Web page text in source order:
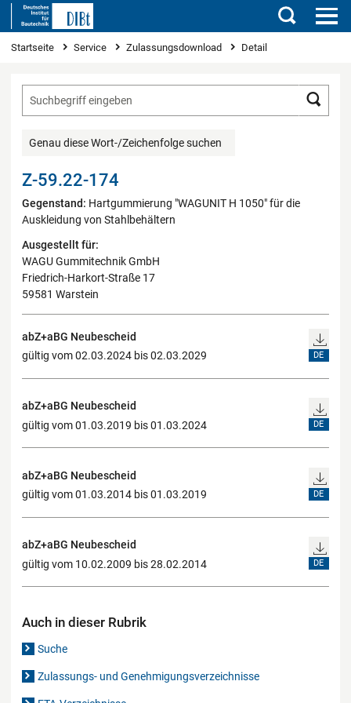
Suchen
Sie sind hier
Startseite Service Zulassungsdownload Detail
Genau diese Wort-/Zeichenfolge suchen
Z-59.22-174
Gegenstand: Hartgummierung "WAGUNIT H 1050" für die
Auskleidung von Stahlbehältern
Ausgestellt für:
WAGU Gummitechnik GmbH
Friedrich-Harkort-Straße 17
59581 Warstein
abZ+aBG Neubescheid
gültig vom 02.03.2024 bis 02.03.2029
DE
abZ+aBG Neubescheid
gültig vom 01.03.2019 bis 01.03.2024
DE
abZ+aBG Neubescheid
gültig vom 01.03.2014 bis 01.03.2019
DE
abZ+aBG Neubescheid
gültig vom 10.02.2009 bis 28.02.2014
DE
Auch in dieser Rubrik
Suche
Zulassungs- und Genehmigungsverzeichnisse